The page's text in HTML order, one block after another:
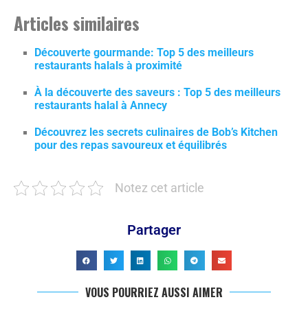
Articles similaires
Découverte gourmande: Top 5 des meilleurs
restaurants halals à proximité
À la découverte des saveurs : Top 5 des meilleurs
restaurants halal à Annecy
Découvrez les secrets culinaires de Bob’s Kitchen
pour des repas savoureux et équilibrés
Notez cet article
Partager
VOUS POURRIEZ AUSSI AIMER